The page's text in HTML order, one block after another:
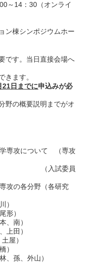
～14：30（オンライ
シンポジウムホー
です。当日直接会場へ
ます。
21日までに申込みが必
概要説明までがオ
専攻について （専攻
て （入試委員
攻の各分野（各研究
）
形）
、南）
上田）
屋）
）
孫、外山）